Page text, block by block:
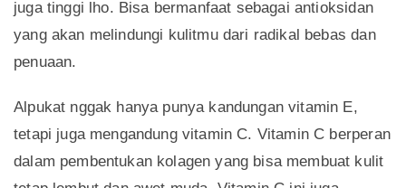
juga tinggi lho. Bisa bermanfaat sebagai antioksidan
yang akan melindungi kulitmu dari radikal bebas dan
penuaan.
Alpukat nggak hanya punya kandungan vitamin E,
tetapi juga mengandung vitamin C. Vitamin C berperan
dalam pembentukan kolagen yang bisa membuat kulit